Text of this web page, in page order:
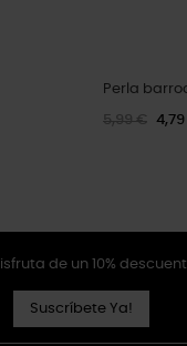
Perla
5,99 €
de un 10%
Suscríbete Ya!